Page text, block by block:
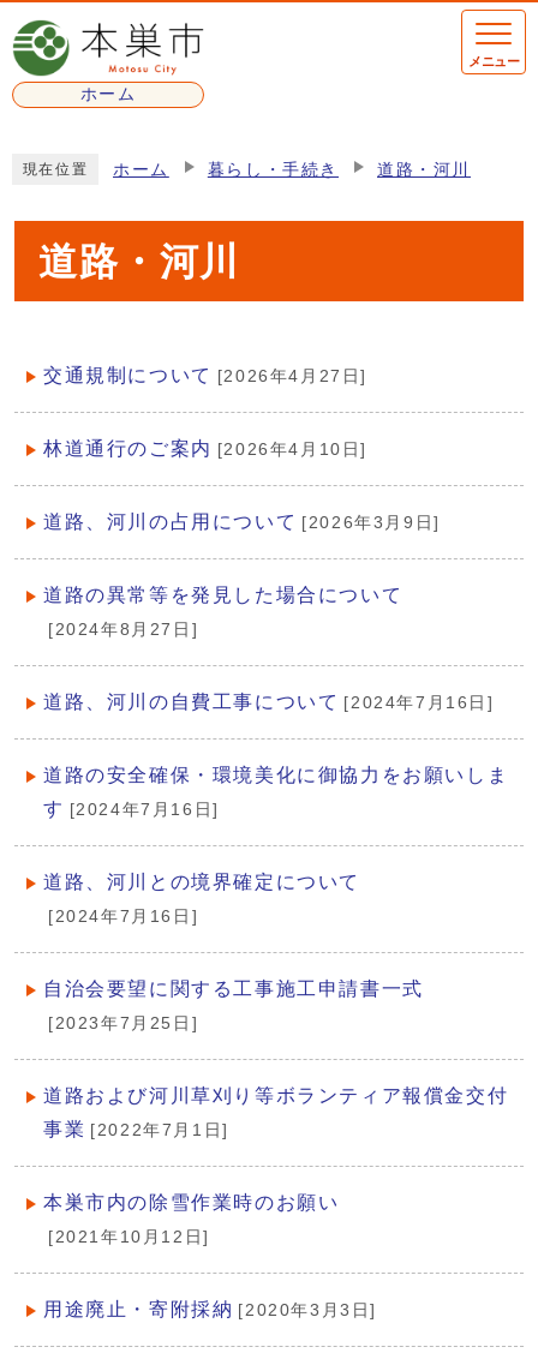
ページの先頭です
ホーム
メニュー
現在位置 ホーム 暮らし・手続き 道路・河川
道路・河川
メインメニュー
交通規制について [2026年4月27日]
林道通行のご案内 [2026年4月10日]
道路、河川の占用について [2026年3月9日]
道路の異常等を発見した場合について
[2024年8月27日]
道路、河川の自費工事について [2024年7月16日]
道路の安全確保・環境美化に御協力をお願いしま
す [2024年7月16日]
道路、河川との境界確定について
[2024年7月16日]
自治会要望に関する工事施工申請書一式
[2023年7月25日]
道路および河川草刈り等ボランティア報償金交付
事業 [2022年7月1日]
本巣市内の除雪作業時のお願い
[2021年10月12日]
用途廃止・寄附採納 [2020年3月3日]